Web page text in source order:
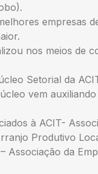
empresas
nos meios de
Setorial da
vem
à ACIT-
Produtivo
da